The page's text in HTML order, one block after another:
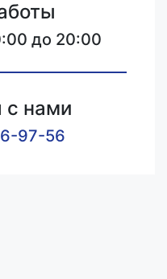
до 20:00
с нами
97-56